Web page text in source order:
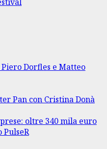
Dorfles e Matteo
Pan con Cristina Donà
oltre 340 mila euro